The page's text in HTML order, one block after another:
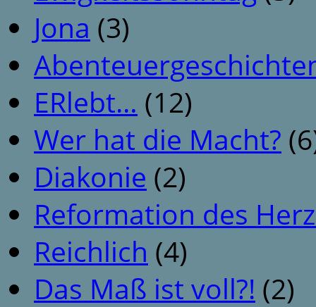
Jona (3)
ERlebt… (12)
Wer hat die Macht?
Diakonie (2)
Reformation des
Reichlich (4)
Das Maß ist voll?! (2)